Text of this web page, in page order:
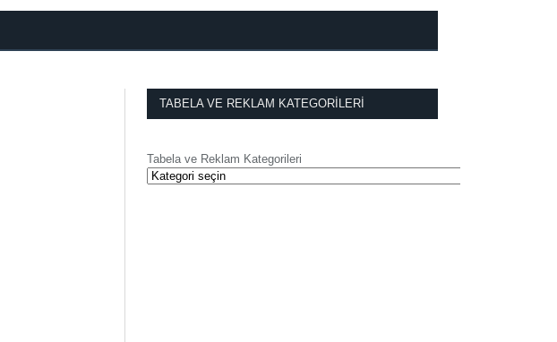
TABELA VE REKLAM KATEGORILERI
Tabela ve Reklam Kategorileri